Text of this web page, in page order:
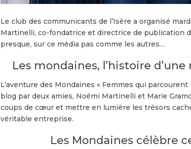
Le club des communicants de l’Isère a organisé
Martinelli, co-fondatrice et directrice de publication
presque, sur ce média pas comme les autres…
Les mondaines, l’histoire
L’aventure des Mondaines « Femmes qui
blog par deux amies, Noémi Martinelli et Marie
coups de cœur et mettre en lumière les trésors
véritable entreprise.
Les Mondaines célèbre